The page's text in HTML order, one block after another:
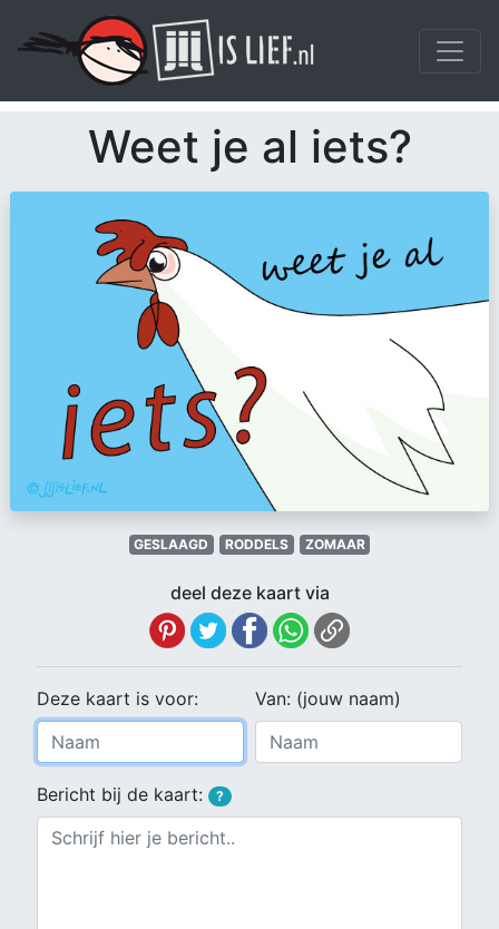
Weet je al iets?
GESLAAGD RODDELS ZOMAAR
deel deze kaart via
Deze kaart is voor: Van: (jouw naam)
Bericht bij de kaart: ?